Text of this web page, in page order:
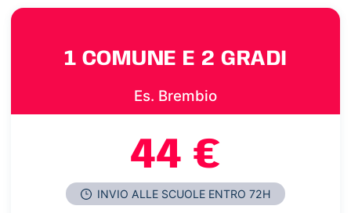
1 COMUNE E 2 GRADI
Es. Brembio
44 €
INVIO ALLE SCUOLE ENTRO 72H